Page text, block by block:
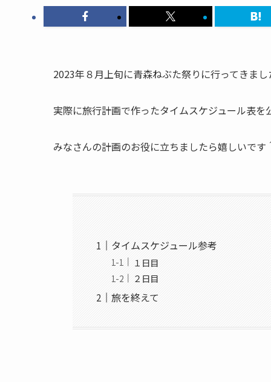
2023年８月上旬に青森ねぶた祭りに行ってきまし
実際に旅行計画で作ったタイムスケジュール表を
みなさんの計画のお役に立ちましたら嬉しいです
タイムスケジュール参考
１日目
２日目
旅を終えて